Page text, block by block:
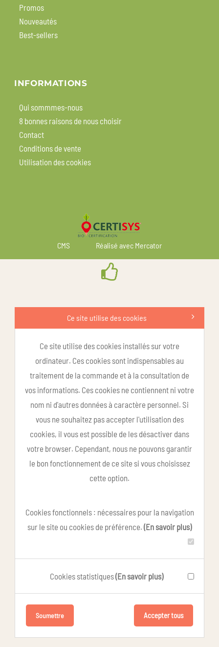
Promos
Nouveautés
Best-sellers
INFORMATIONS
Qui sommmes-nous
8 bonnes raisons de nous choisir
Contact
Conditions de vente
Utilisation des cookies
CMS Réalisé avec Mercator
Ce site utilise des cookies
Ce site utilise des cookies installés sur votre
ordinateur. Ces cookies sont indispensables au
traitement de la commande et à la consultation de
vos informations. Ces cookies ne contiennent ni votre
nom ni d'autres données à caractère personnel. Si
vous ne souhaitez pas accepter l'utilisation des
cookies, il vous est possible de les désactiver dans
votre browser. Cependant, nous ne pouvons garantir
le bon fonctionnement de ce site si vous choisissez
cette option.
Cookies fonctionnels : nécessaires pour la navigation
sur le site ou cookies de préférence. (En savoir plus)
Cookies statistiques(En savoir plus)
Soumettre Accepter tous